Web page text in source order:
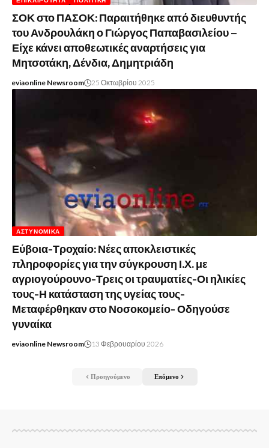
ΣΟΚ στο ΠΑΣΟΚ: Παραιτήθηκε από διευθυντής
του Ανδρουλάκη ο Γιώργος Παπαβασιλείου –
Είχε κάνει αποθεωτικές αναρτήσεις για
Μητσοτάκη, Δένδια, Δημητριάδη
eviaonline Newsroom 25 Οκτωβρίου 2025
ΑΣΤΥΝΟΜΙΚΆ
Εύβοια-Τροχαίο: Νέες αποκλειστικές
πληροφορίες για την σύγκρουση Ι.Χ. με
αγριογούρουνο-Τρεις οι τραυματίες-Οι ηλικίες
τους-Η κατάσταση της υγείας τους-
Μεταφέρθηκαν στο Νοσοκομείο- Οδηγούσε
γυναίκα
eviaonline Newsroom 13 Φεβρουαρίου 2026
Προηγούμενο Επόμενο